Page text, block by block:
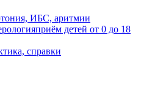
ИБС, аритмии
приём детей от 0 до 18
справки